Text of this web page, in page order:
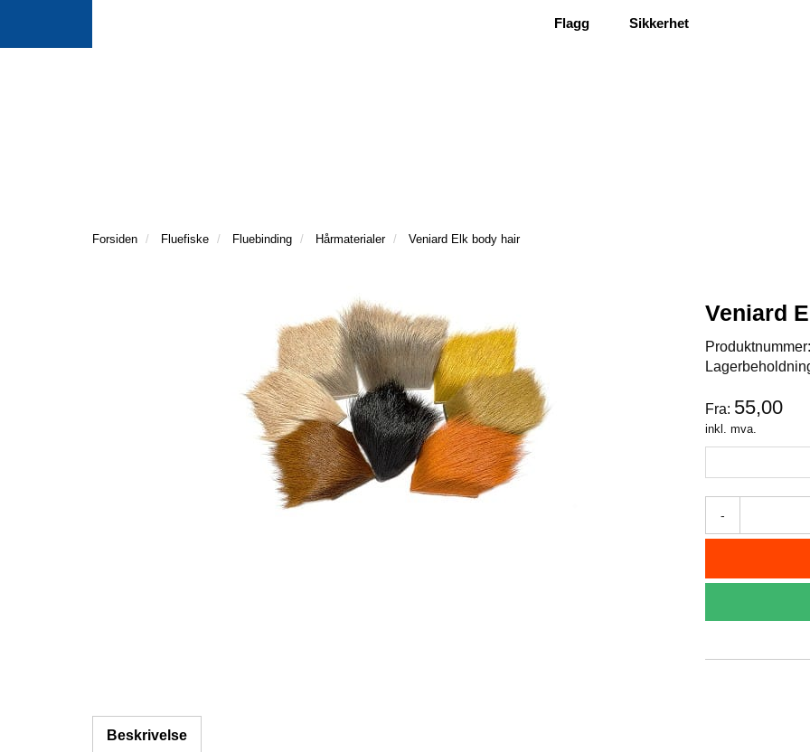
Flagg Sikkerhet
Forsiden Fluefiske Fluebinding Hårmaterialer Veniard Elk body hair
Veniard
Produktnummer:
Fra: 55,00
inkl. mva.
-
Beskrivelse